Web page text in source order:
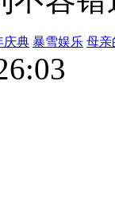
庆典 暴雪娱乐 母亲